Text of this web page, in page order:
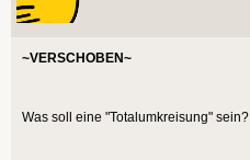
~VERSCHOBEN~
Was soll eine "Totalumkreisung" sein?